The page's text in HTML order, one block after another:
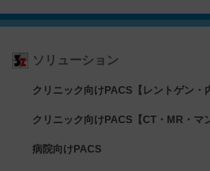
ソリューション
クリニック向けPACS【レントゲン・
クリニック向けPACS【CT・MR・マ
病院向けPACS